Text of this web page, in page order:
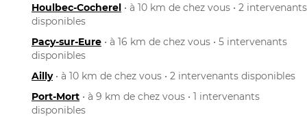
Houlbec-Cocherel • à 10 km de chez vous • 2 intervenants
disponibles
Pacy-sur-Eure • à 16 km de chez vous • 5 intervenants
disponibles
Ailly• à 10 km de chez vous • 2 intervenants disponibles
Port-Mort • à 9 km de chez vous • 1 intervenants
disponibles